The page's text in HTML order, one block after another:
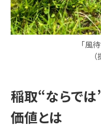
「風
稲取“ならで
価値とは